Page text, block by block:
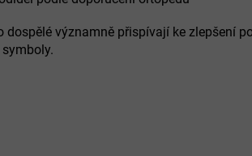
významně přispívají ke zlepšení